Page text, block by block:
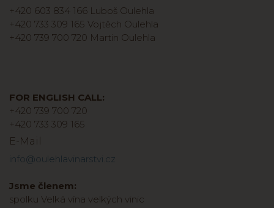
+420 603 834 166 Luboš Oulehla
+420 733 309 165 Vojtěch Oulehla
+420 739 700 720 Martin Oulehla
FOR ENGLISH CALL:
+420 739 700 720
+420 733 309 165
E-Mail
info@oulehlavinarstvi.cz
Jsme členem:
spolku Velká vína velkých vinic